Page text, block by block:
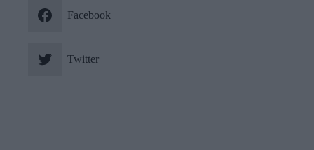
Facebook
Twitter